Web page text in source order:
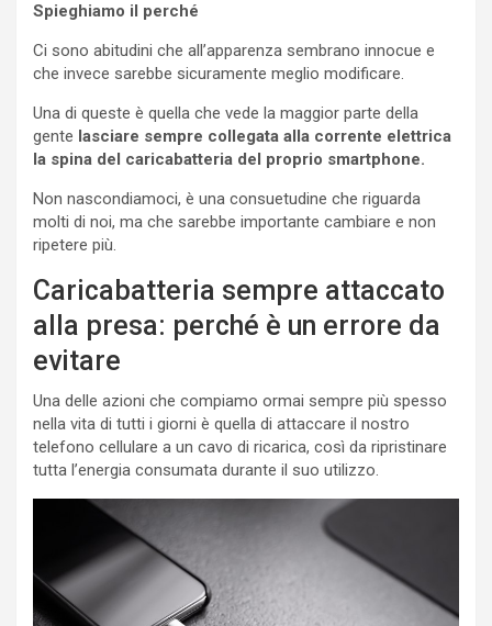
Spieghiamo il perché
Ci sono abitudini che all’apparenza sembrano innocue e
che invece sarebbe sicuramente meglio modificare.
Una di queste è quella che vede la maggior parte della
gente lasciare sempre collegata alla corrente elettrica
la spina del caricabatteria del proprio smartphone.
Non nascondiamoci, è una consuetudine che riguarda
molti di noi, ma che sarebbe importante cambiare e non
ripetere più.
Caricabatteria sempre attaccato
alla presa: perché è un errore da
evitare
Una delle azioni che compiamo ormai sempre più spesso
nella vita di tutti i giorni è quella di attaccare il nostro
telefono cellulare a un cavo di ricarica, così da ripristinare
tutta l’energia consumata durante il suo utilizzo.